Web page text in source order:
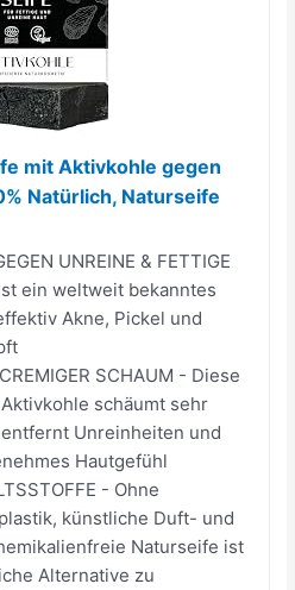
mit Aktivkohle gegen
Natürlich, Naturseife
UNREINE & FETTIGE
ein weltweit bekanntes
Akne, Pickel und
SCHAUM - Diese
schäumt sehr
Unreinheiten und
Hautgefühl
- Ohne
künstliche Duft- und
Naturseife ist
Alternative zu